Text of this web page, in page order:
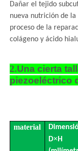
Dañar el tejido
nueva nutrición de
proceso de la
colágeno y ácido
2.Una cierta
piezoeléctrico
material
D×H